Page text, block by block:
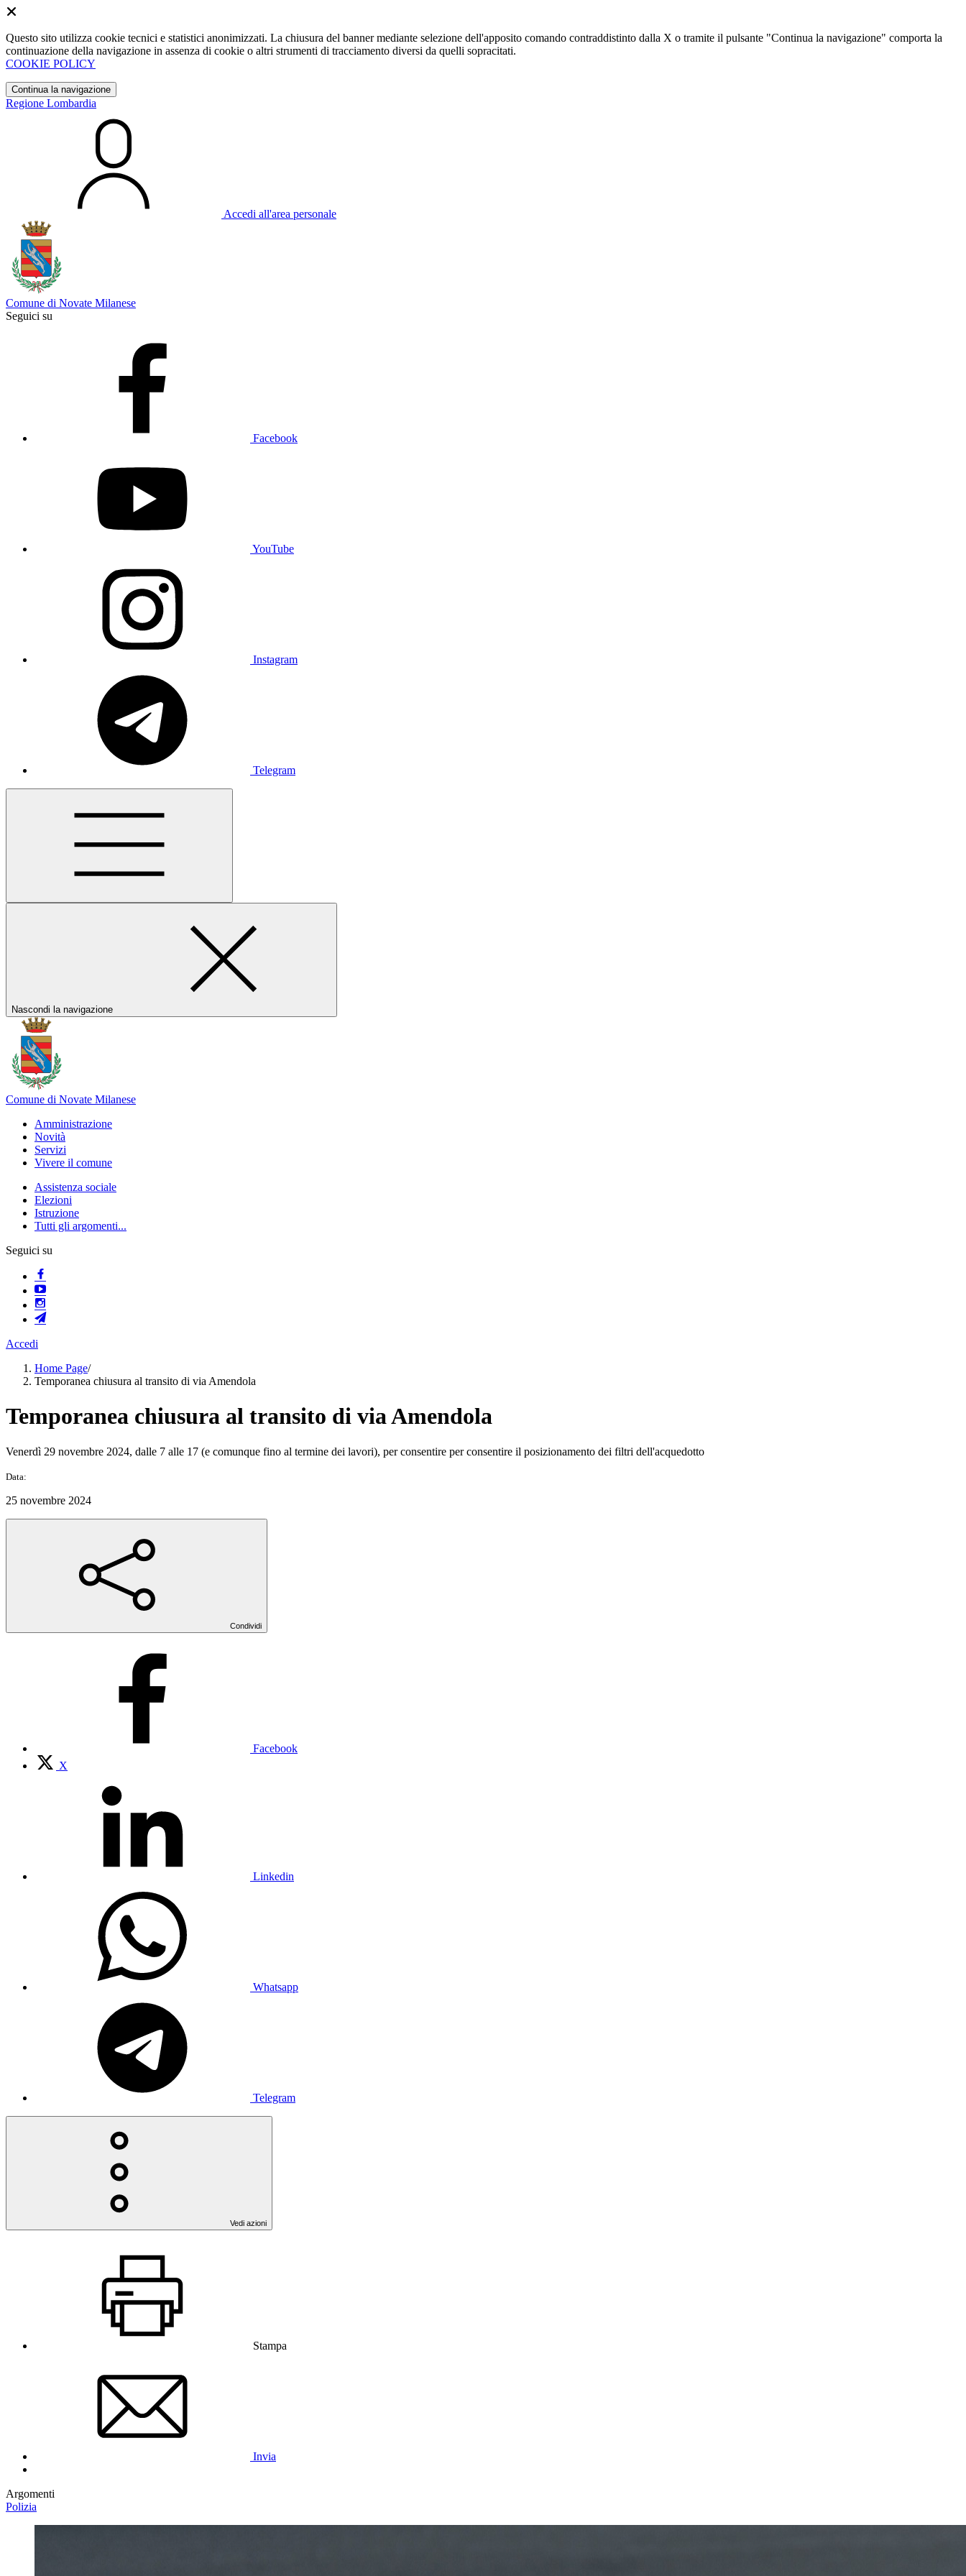
Questo sito utilizza cookie tecnici e statistici anonimizzati. La chiusura del banner mediante selezione dell'apposito comando contraddistinto dalla X o tramite il pulsante "Continua la navigazione" comporta la
continuazione della navigazione in assenza di cookie o altri strumenti di tracciamento diversi da quelli sopracitati.
COOKIE POLICY
Continua la navigazione
Regione Lombardia
Accedi all'area personale
Comune di Novate Milanese
Seguici su
Facebook
YouTube
Instagram
Telegram
Nascondi la navigazione
Comune di Novate Milanese
Amministrazione
Novità
Servizi
Vivere il comune
Assistenza sociale
Elezioni
Istruzione
Tutti gli argomenti...
Seguici su
Accedi
Home Page/
Temporanea chiusura al transito di via Amendola
Temporanea chiusura al transito di via Amendola
Venerdì 29 novembre 2024, dalle 7 alle 17 (e comunque fino al termine dei lavori), per consentire per consentire il posizionamento dei filtri dell'acquedotto
Data:
25 novembre 2024
Condividi
Facebook
X
Linkedin
Whatsapp
Telegram
Vedi azioni
Stampa
Invia
Argomenti
Polizia